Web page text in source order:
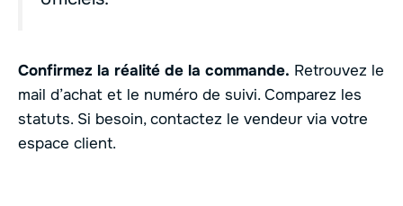
Confirmez la réalité de la commande. Retrouvez le
mail d’achat et le numéro de suivi. Comparez les
statuts. Si besoin, contactez le vendeur via votre
espace client.